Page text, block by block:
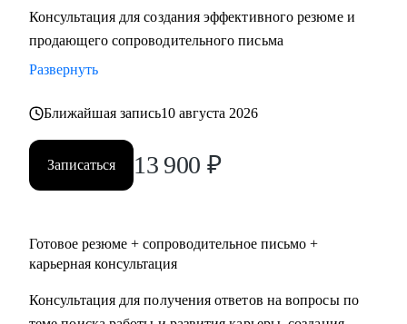
• Два высших образования - Менеджмент и Стратегическое
управление персоналом. Дополнительное образование в
сфере коучинга и карьерного консультирования.
С чем помогу:
• Нет приглашений на интервью - разберем, почему рынок
не видит вашу ценность, и исправим.
• Не знаете, как выгодно представить опыт - соберем
• Перерыв в работе, разнородный бэкграунд (нелинейный
которая закроет вопросы нанимающей стороны.
Консультация для создания эффективного резюме и
продающего сопроводительного письма
Развернуть
Ближайшая запись10 августа 2026
Записаться 13 900 ₽
Готовое резюме + сопроводительное письмо +
карьерная консультация
Консультация для получения ответов на вопросы по